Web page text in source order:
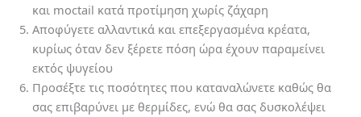
και moctail κατά προτίμηση χωρίς ζάχαρη
Αποφύγετε αλλαντικά και επεξεργασμένα κρέατα,
κυρίως όταν δεν ξέρετε πόση ώρα έχουν παραμείνει
εκτός ψυγείου
Προσέξτε τις ποσότητες που καταναλώνετε καθώς θα
σας επιβαρύνει με θερμίδες, ενώ θα σας δυσκολέψει